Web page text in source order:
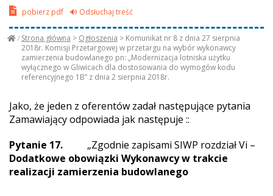
pobierz pdf 🔊 Odsłuchaj treść
Strona główna > Ogłoszenia > Komunikat nr 8 z dnia 27 sierpnia
2018r. Komisji Przetargowej w przetargu na wybór wykonawcy
zamierzenia budowlanego pn: „Modernizacja lotniska użytku
wyłącznego w Gliwicach dla dostosowania do wymogów kodu
referencyjnego 1B” z dnia 2 sierpnia 2018r.
Jako, że jeden z oferentów zadał następujące pytania
Zamawiający odpowiada jak następuje ::
Pytanie 17. „Zgodnie zapisami SIWP rozdział Vi –
Dodatkowe obowiązki Wykonawcy w trakcie
realizacji zamierzenia budowlanego